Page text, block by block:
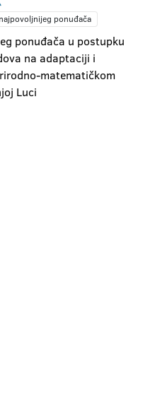
ponuđača
ponuđača u postupku
na adaptaciji i
matematičkom
Luci